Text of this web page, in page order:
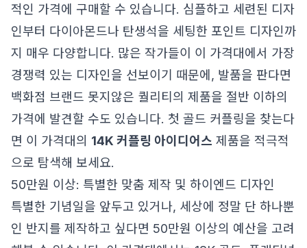
적인 가격에 구매할 수 있습니다. 심플하고 세련된 디자
인부터 다이아몬드나 탄생석을 세팅한 포인트 디자인까
지 매우 다양합니다. 많은 작가들이 이 가격대에서 가장
경쟁력 있는 디자인을 선보이기 때문에, 발품을 판다면
백화점 브랜드 못지않은 퀄리티의 제품을 절반 이하의
가격에 발견할 수도 있습니다. 첫 골드 커플링을 찾는다
면 이 가격대의 14K 커플링 아이디어스 제품을 적극적
으로 탐색해 보세요.
50만원 이상: 특별한 맞춤 제작 및 하이엔드 디자인
특별한 기념일을 앞두고 있거나, 세상에 정말 단 하나뿐
인 반지를 제작하고 싶다면 50만원 이상의 예산을 고려